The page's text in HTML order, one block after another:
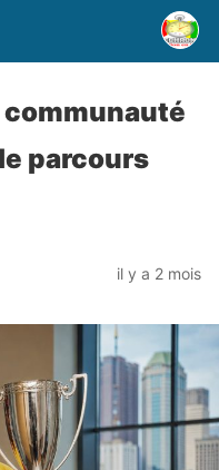
parcours
il y a 2 mois